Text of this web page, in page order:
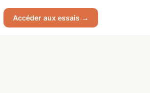
Accéder aux essais →